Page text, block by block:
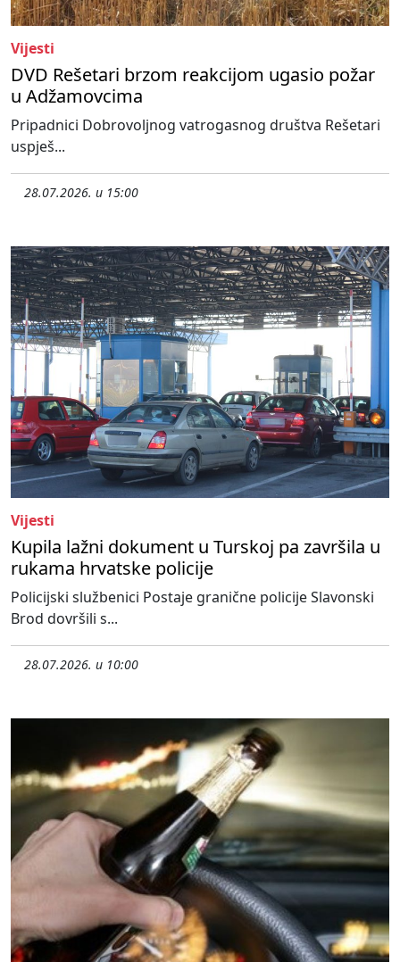
Vijesti
DVD Rešetari brzom reakcijom ugasio požar
u Adžamovcima
Pripadnici Dobrovoljnog vatrogasnog društva Rešetari
uspješ...
28.07.2026. u 15:00
Vijesti
Kupila lažni dokument u Turskoj pa završila u
rukama hrvatske policije
Policijski službenici Postaje granične policije Slavonski
Brod dovršili s...
28.07.2026. u 10:00